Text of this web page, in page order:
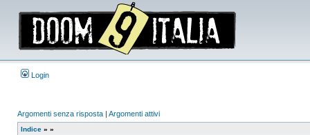
Login
Argomenti senza risposta | Argomenti attivi
Indice » »